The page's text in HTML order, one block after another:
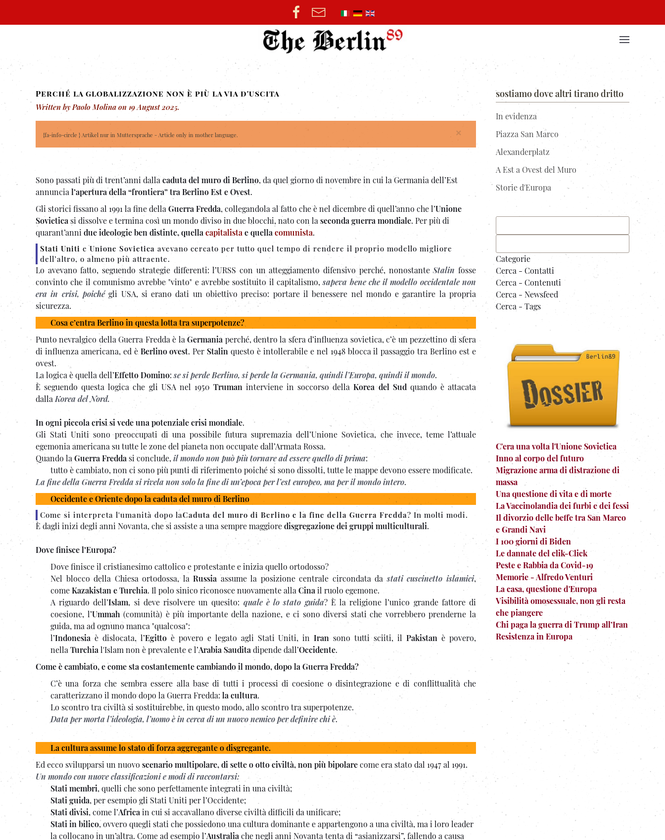
Perché la globalizzazione non è più la via d'uscita
Written by Paolo Molina on 19 August 2025.
×
{fa-info-circle } Artikel nur in Muttersprache - Article only in mother language.
Sono passati più di trent’anni dalla caduta del muro di Berlino, da quel giorno di novembre in cui la Germania dell’Est
annuncia l’apertura della “frontiera” tra Berlino Est e Ovest.
Gli storici fissano al 1991 la fine della Guerra Fredda, collegandola al fatto che è nel dicembre di quell’anno che l’Unione
Sovietica si dissolve e termina così un mondo diviso in due blocchi, nato con la seconda guerra mondiale. Per più di
quarant’anni due ideologie ben distinte, quella capitalista e quella comunista.
Stati Uniti eUnione Sovietica avevano cercato per tutto quel tempo di rendere il proprio modello migliore
dell’altro, o almeno più attraente.
Lo avevano fatto, seguendo strategie differenti: l’URSS con un atteggiamento difensivo perché, nonostanteStalin fosse
convinto che il comunismo avrebbe "vinto" e avrebbe sostituito il capitalismo,sapeva bene che il modello occidentale non
era in crisi, poichégli USA, si erano dati un obiettivo preciso: portare il benessere nel mondo e garantire la propria
sicurezza.
Cosa c’entra Berlino in questa lotta tra superpotenze?
Punto nevralgico della Guerra Fredda è laGermania perché, dentro la sfera d’influenza sovietica, c’è un pezzettino di sfera
di influenza americana, ed è Berlino ovest. Per Stalin questo è intollerabile e nel 1948 blocca il passaggio tra Berlino est e
ovest.
La logica è quella dell’Effetto Domino:se si perde Berlino, si perde la Germania, quindi l’Europa, quindi il mondo.
È seguendo questa logica che gli USA nel 1950 Truman interviene in soccorso dellaKorea del Sud quando è attacata
dalla Korea del Nord.
In ogni piccola crisi si vede una potenziale crisi mondiale.
Gli Stati Uniti sono preoccupati di una possibile futura supremazia dell’Unione Sovietica, che invece, teme l’attuale
egemonia americana su tutte le zone del pianeta non occupate dall’Armata Rossa.
Quando la Guerra Fredda si conclude, il mondo non può più tornare ad essere quello di prima:
tutto è cambiato, non ci sono più punti di riferimento poiché si sono dissolti, tutte le mappe devono essere modificate.
La fine della Guerra Fredda si rivela non solo la fine di un’epoca per l’est europeo, ma per il mondo intero.
Occidente e Oriente dopo la caduta del muro di Berlino
Come si interpreta l'umanità dopo laCaduta del muro di Berlino e la fine della Guerra Fredda? In molti modi.
È dagli inizi degli anni Novanta, che si assiste a una sempre maggioredisgregazione dei gruppi multiculturali.
Dove finisce l’Europa?
Dove finisce il cristianesimo cattolico e protestante e inizia quello ortodosso?
Nel blocco della Chiesa ortodossa, laRussia assume la posizione centrale circondata dastati cuscinetto islamici,
comeKazakistan e Turchia. Il polo sinico riconosce nuovamente alla Cina il ruolo egemone.
A riguardo dell’Islam, si deve risolvere un quesito: quale è lo stato guida? È la religione l’unico grande fattore di
coesione, l’Ummah (comunità) è più importante della nazione, e ci sono diversi stati che vorrebbero prenderne la
guida, ma ad ognuno manca "qualcosa":
l’Indonesia è dislocata, l’Egittoè povero e legato agli Stati Uniti, inIran sono tutti sciiti, ilPakistan è povero,
nella Turchia l'Islam non è prevalente e l’Arabia Saudita dipende dall’Occidente.
Come è cambiato, e come sta costantemente cambiando il mondo, dopo la Guerra Fredda?
C’è una forza che sembra essere alla base di tutti i processi di coesione o disintegrazione e di conflittualità che
caratterizzano il mondo dopo la Guerra Fredda: la cultura.
Lo scontro tra civiltà si sostituirebbe, in questo modo, allo scontro tra superpotenze.
Data per morta l’ideologia, l’uomo è in cerca di un nuovo nemico per definire chi è.
La cultura assume lo stato di forza aggregante o disgregante.
Ed ecco svilupparsi un nuovo scenario multipolare, di sette o otto civiltà, non più bipolarecome era stato dal 1947 al 1991.
Un mondo con nuove classificazioni e modi di raccontarsi:
Stati membri, quelli che sono perfettamente integrati in una civiltà;
Stati guida, per esempio gli Stati Uniti per l’Occidente;
Stati divisi, come l’Africa in cui si accavallano diverse civiltà difficili da unificare;
Stati in bilico, ovvero quegli stati che possiedono una cultura dominante e appartengono a una civiltà, ma i loro leader
la collocano in un’altra. Come ad esempio l’Australia che negli anni Novanta tenta di “asianizzarsi”, fallendo a causa
sostiamo dove altri tirano dritto
In evidenza
Piazza San Marco
Alexanderplatz
A Est a Ovest del Muro
Storie d'Europa
Categorie
Cerca - Contatti
Cerca - Contenuti
Cerca - Newsfeed
Cerca - Tags
C'era una volta l'Unione Sovietica
Inno al corpo del futuro
Migrazione arma di distrazione di
massa
Una questione di vita e di morte
La Vaccinolandia dei furbi e dei fessi
Il divorzio delle beffe tra San Marco
e Grandi Navi
I 100 giorni di Biden
Le dannate del clik-Click
Peste e Rabbia da Covid-19
Memorie - Alfredo Venturi
La casa, questione d'Europa
Visibilità omosessuale, non gli resta
che piangere
Chi paga la guerra di Trump all’Iran
Resistenza in Europa